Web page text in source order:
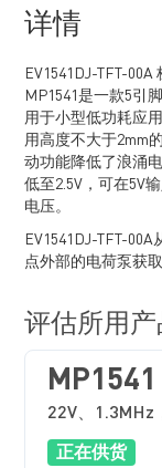
详情
EV1541DJ-TFT-
MP1541是一款5引
用于小型低功耗应
用高度不大于2mm
动功能降低了浪涌
低至2.5V，可在5V
电压。
EV1541DJ-TFT-
点外部的电荷泵获
评估所用产
MP1541
22V、1.3MHz
正在供货